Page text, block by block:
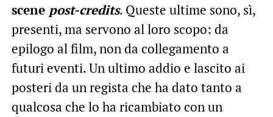
scene post-credits. Queste ultime sono, sì,
presenti, ma servono al loro scopo: da
epilogo al film, non da collegamento a
futuri eventi. Un ultimo addio e lascito ai
posteri da un regista che ha dato tanto a
qualcosa che lo ha ricambiato con un